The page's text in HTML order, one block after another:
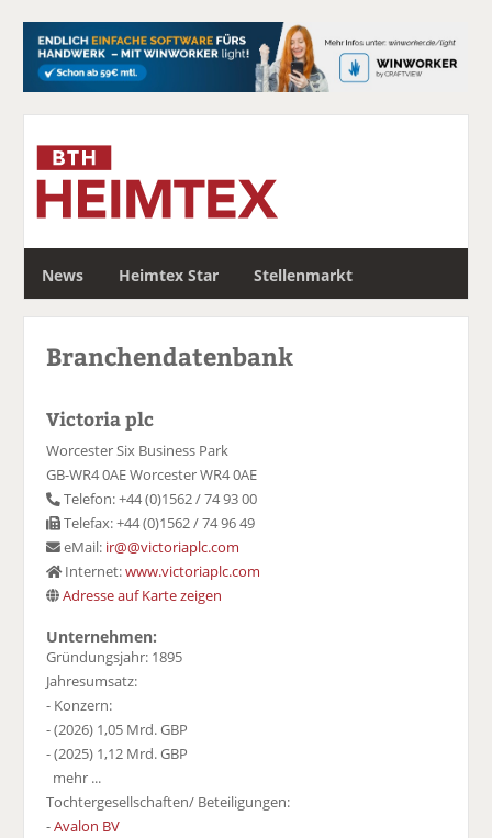
News Heimtex Star Stellenmarkt
c
Branchendatenbank
Victoria plc
Worcester Six Business Park
GB-WR4 0AE Worcester WR4 0AE
Telefon: +44 (0)1562 / 74 93 00
Telefax: +44 (0)1562 / 74 96 49
eMail: ir@@victoriaplc.com
Internet:www.victoriaplc.com
Adresse auf Karte zeigen
Unternehmen:
Gründungsjahr: 1895
Jahresumsatz:
- Konzern:
- (2026) 1,05 Mrd. GBP
- (2025) 1,12 Mrd. GBP
mehr ...
Tochtergesellschaften/ Beteiligungen:
-Avalon BV